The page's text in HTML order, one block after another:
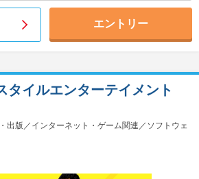
エントリー
出版／インターネット・ゲーム関連／ソフトウェ
タイルエンターテイメント